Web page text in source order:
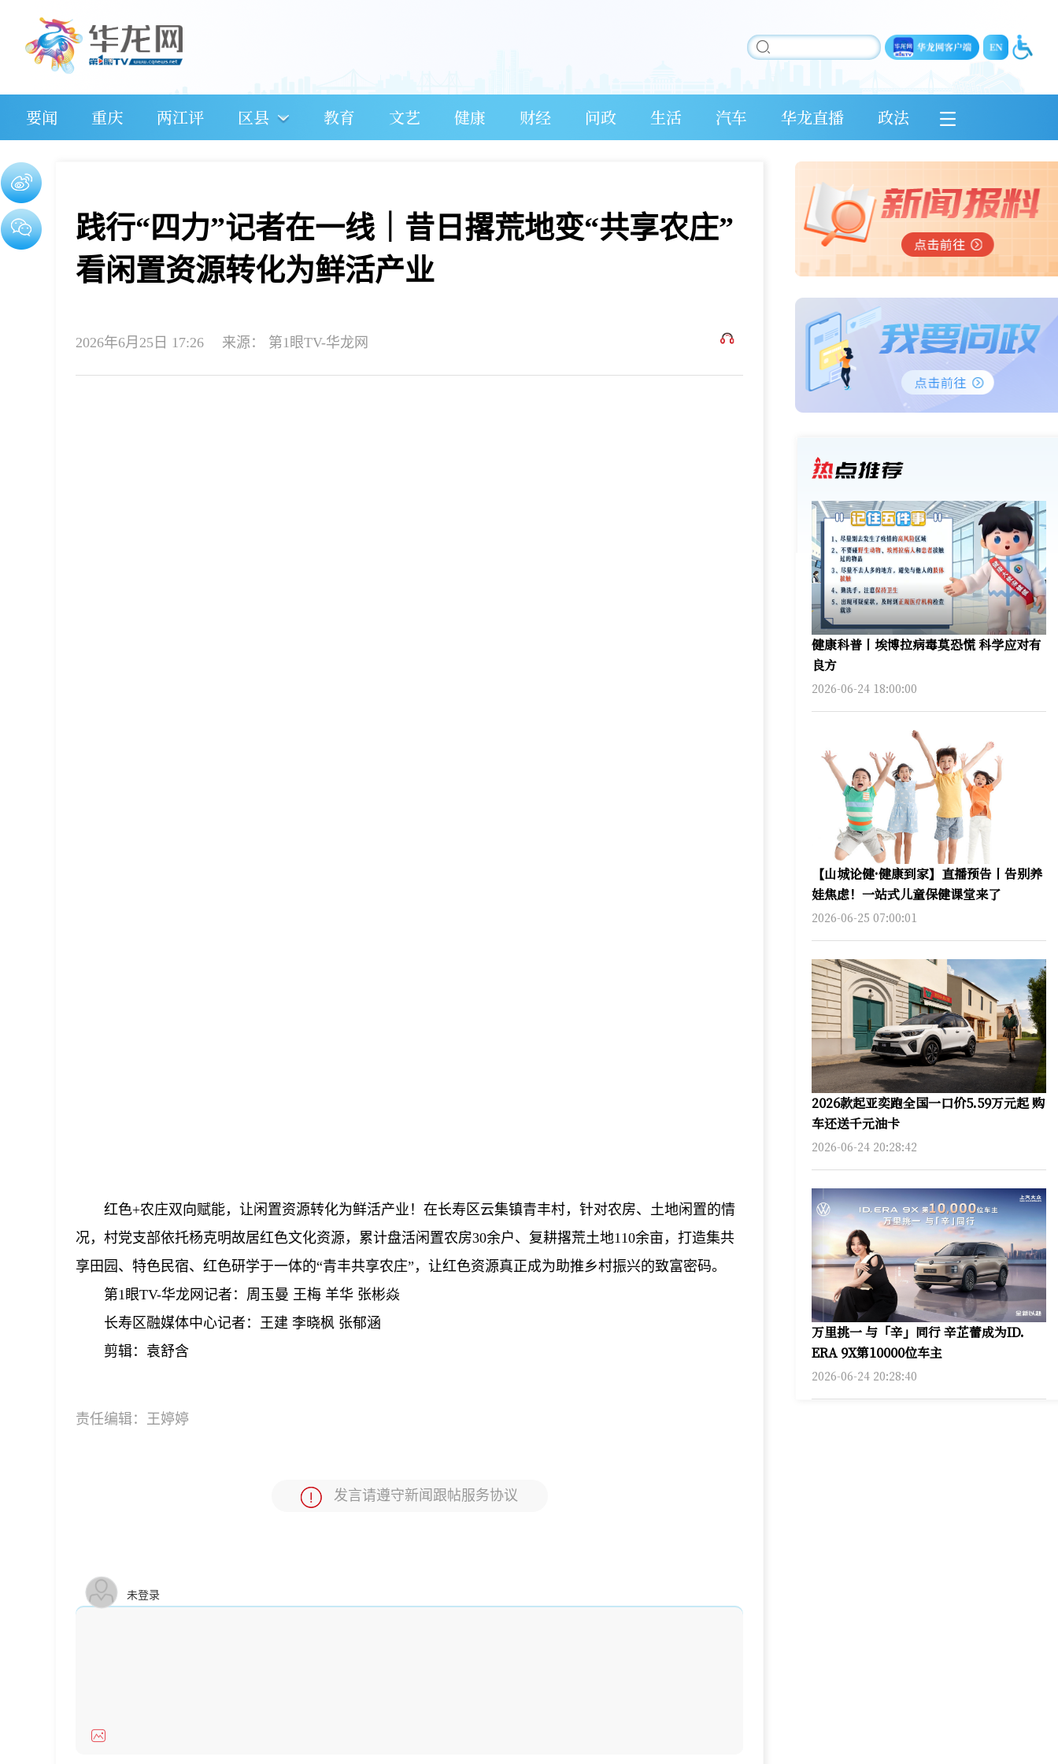
要闻 重庆 两江评 区县 教育 文艺 健康 财经 问政 生活 汽车 华龙直播 政法
践行“四力”记者在一线｜昔日撂荒地变“共享农庄”
看闲置资源转化为鲜活产业
2026年6月25日 17:26 来源： 第1眼TV-华龙网
红色+农庄双向赋能，让闲置资源转化为鲜活产业！在长寿区云集镇青丰村，针对农房、土地闲置的情
况，村党支部依托杨克明故居红色文化资源，累计盘活闲置农房30余户、复耕撂荒土地110余亩，打造集共
享田园、特色民宿、红色研学于一体的“青丰共享农庄”，让红色资源真正成为助推乡村振兴的致富密码。
第1眼TV-华龙网记者：周玉曼 王梅 羊华 张彬焱
长寿区融媒体中心记者：王建 李晓枫 张郁涵
剪辑：袁舒含
责任编辑： 王婷婷
发言请遵守新闻跟帖服务协议
未登录
健康科普丨埃博拉病毒莫恐慌 科学应对有
良方
2026-06-24 18:00:00
【山城论健·健康到家】直播预告丨告别养
娃焦虑！一站式儿童保健课堂来了
2026-06-25 07:00:01
2026款起亚奕跑全国一口价5.59万元起 购
车还送千元油卡
2026-06-24 20:28:42
万里挑一 与「辛」同行 辛芷蕾成为ID.
ERA 9X第10000位车主
2026-06-24 20:28:40